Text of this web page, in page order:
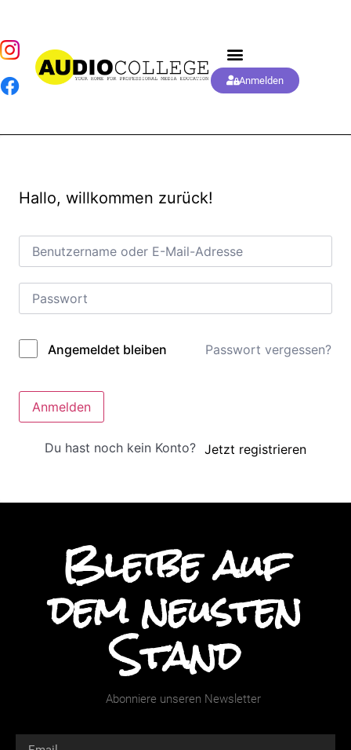
Anmelden
Hallo, willkommen zurück!
Alternative:
Angemeldet bleiben Passwort vergessen?
Anmelden
Du hast noch kein Konto? Jetzt registrieren
Bleibe auf
dem neusten
Stand
Abonniere unseren Newsletter